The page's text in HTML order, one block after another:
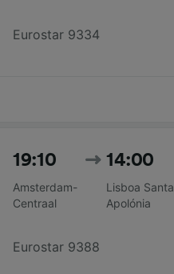
Eurostar 9334
19:10
Amsterdam-
Centraal
14:00
Lisboa Santa
Apolónia
Eurostar 9388